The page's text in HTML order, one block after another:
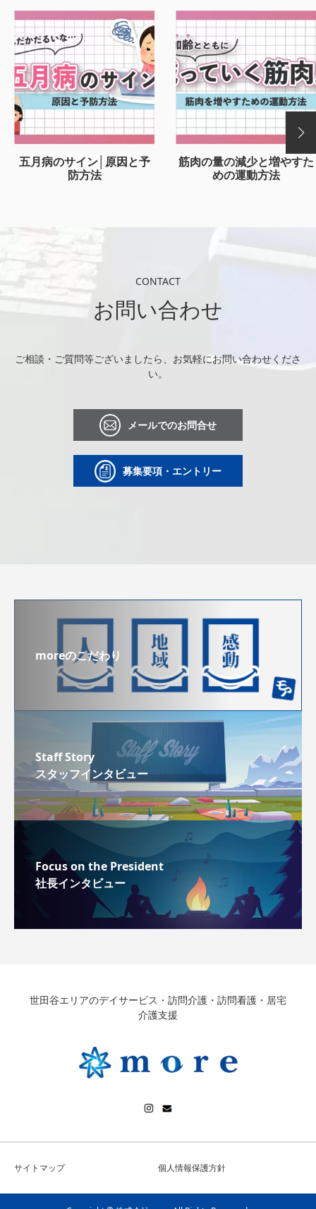
五月病のサイン│原因と予
防方法
筋肉の量の減少と増やすた
めの運動方法
CONTACT
お問い合わせ
ご相談・ご質問等ございましたら、お気軽にお問い合わせくださ
い。
メールでのお問合せ
募集要項・エントリー
moreのこだわり
Staff Story
スタッフインタビュー
Focus on the President
社長インタビュー
世田谷エリアのデイサービス・訪問介護・訪問看護・居宅
介護支援
サイトマップ 個人情報保護方針